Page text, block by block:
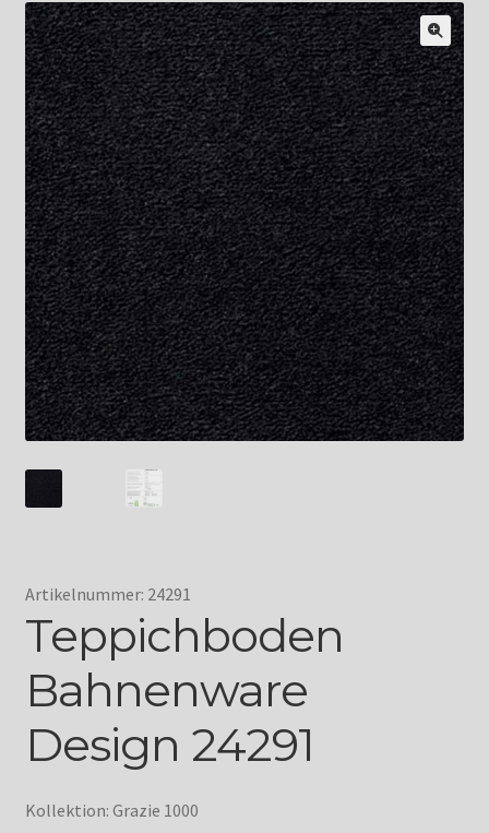
Artikelnummer: 24291
Teppichboden
Bahnenware
Design 24291
Kollektion: Grazie 1000